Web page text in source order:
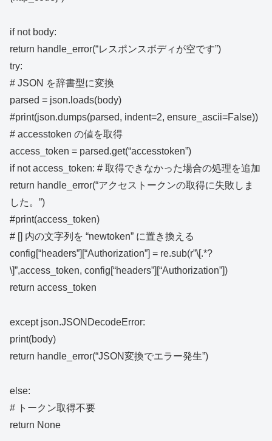
if not body:
return handle_error(“レスポンスボディが空です”)
try:
# JSON を辞書型に変換
parsed = json.loads(body)
#print(json.dumps(parsed, indent=2, ensure_ascii=False))
# accesstoken の値を取得
access_token = parsed.get(“accesstoken”)
if not access_token: # 取得できなかった場合の処理を追加
return handle_error(“アクセストークンの取得に失敗しま
した。”)
#print(access_token)
# [] 内の文字列を “newtoken” に置き換える
config[“headers”][“Authorization”] = re.sub(r”\[.*?
\]”,access_token, config[“headers”][“Authorization”])
return access_token
except json.JSONDecodeError:
print(body)
return handle_error(“JSON変換でエラー発生”)
else:
# トークン取得不要
return None